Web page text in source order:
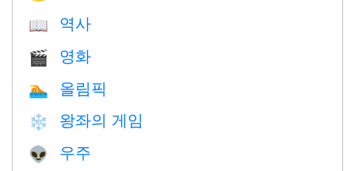
📖 역사
🎬 영화
🏊 올림픽
❄️ 왕좌의 게임
👽 우주